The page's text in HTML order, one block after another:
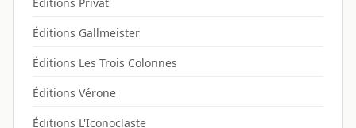
Éditions Gallmeister
Éditions Les Trois Colonnes
Éditions Vérone
Éditions L'Iconoclaste